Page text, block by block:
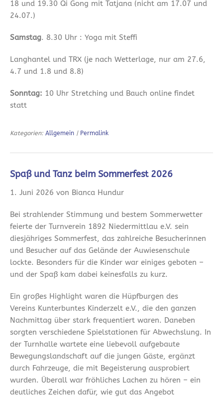
18 und 19.30 Qi Gong mit Tatjana (nicht am 17.07 und
24.07.)
Samstag. 8.30 Uhr : Yoga mit Steffi
Langhantel und TRX (je nach Wetterlage, nur am 27.6,
4.7 und 1.8 und 8.8)
Sonntag: 10 Uhr Stretching und Bauch online findet
statt
Kategorien: Allgemein | Permalink
Spaß und Tanz beim Sommerfest 2026
1. Juni 2026 von Bianca Hundur
Bei strahlender Stimmung und bestem Sommerwetter
feierte der Turnverein 1892 Niedermittlau e.V. sein
diesjähriges Sommerfest, das zahlreiche Besucherinnen
und Besucher auf das Gelände der Auwiesenschule
lockte. Besonders für die Kinder war einiges geboten –
und der Spaß kam dabei keinesfalls zu kurz.
Ein großes Highlight waren die Hüpfburgen des
Vereins Kunterbuntes Kinderzelt e.V., die den ganzen
Nachmittag über stark frequentiert waren. Daneben
sorgten verschiedene Spielstationen für Abwechslung. In
der Turnhalle wartete eine liebevoll aufgebaute
Bewegungslandschaft auf die jungen Gäste, ergänzt
durch Fahrzeuge, die mit Begeisterung ausprobiert
wurden. Überall war fröhliches Lachen zu hören – ein
deutliches Zeichen dafür, wie gut das Angebot